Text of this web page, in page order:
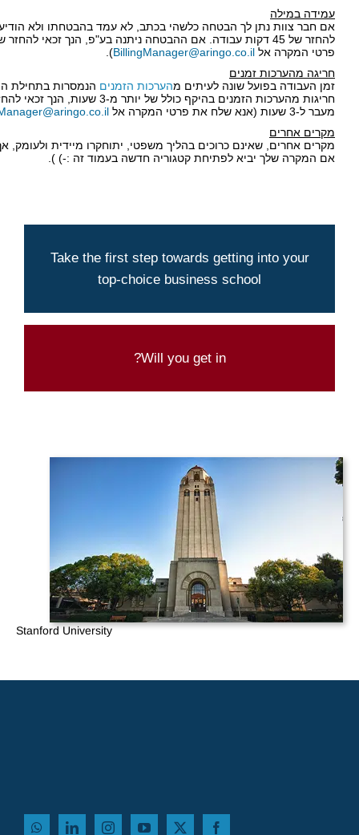
עמידה במילה
אם חבר צוות נתן לך הבטחה כלשהי בכתב, לא עמד בהבטחתו ולא
פרטי המקרה אל BillingManager@aringo.co.il
).
חריגה מהערכות זמנים
זמן העבודה בפועל שונה לעיתים מהערכות הזמנים הנמסרות בתחילת
חריגות מהערכות הזמנים בהיקף כולל
מעבר ל-3 שעות (אנא שלח את פרטי המקרה אל
מקרים אחרים
מקרים אחרים, שאינם כרוכים בהליך משפטי, יתוחקרו מיידית ולעומק,
אם המקרה שלך יביא לפתיחת קטגוריה חדשה בעמוד זה :-) ).
Take the first step towards getting into your
top-choice business school
We can help you make it happen
Will you get in?
Try our admission chances calculator
Stanford University